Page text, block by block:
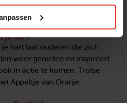
je hart
hart laat ouderen die zich
weer genieten en inspireert
in actie te komen. Trotse
Appeltje van Oranje.